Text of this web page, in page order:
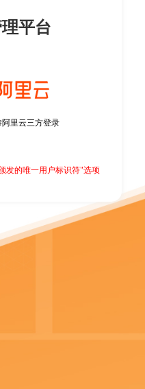
平台
阿里云三方登录
发的唯一用户标识符"选项